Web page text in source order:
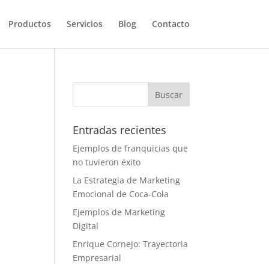
Productos Servicios Blog Contacto
Entradas recientes
Ejemplos de franquicias que
no tuvieron éxito
La Estrategia de Marketing
Emocional de Coca-Cola
Ejemplos de Marketing
Digital
Enrique Cornejo: Trayectoria
Empresarial